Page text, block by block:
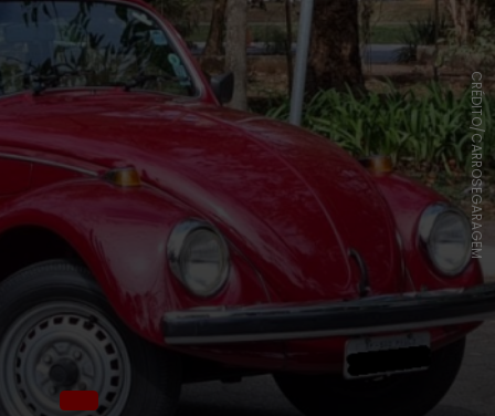
CRÉDITO/CARROSEGARAGEM